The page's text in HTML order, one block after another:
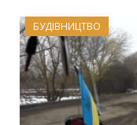
БУДІВНИЦТВО